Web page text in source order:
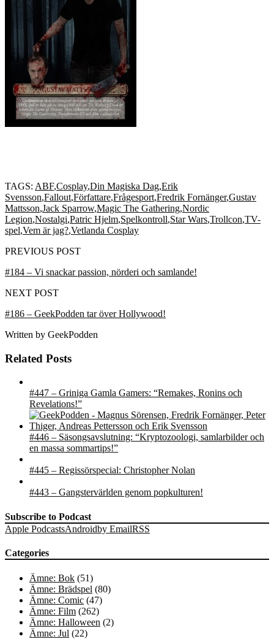
TAGS: ABF,Cosplay,Din Magiska Dag,Erik
Svensson,Fallout,Författare,Frågesport,Fredrik Fornänger,Gustav
Mattsson,Jack Sparrow,Magic The Gathering,Nordic
Legion,Nostalgi,Patric Hjelm,Spelkontroll,Star Wars,Trollcon,TV-
spel,Vem är jag?,Vetlanda Cosplay
PREVIOUS POST
#184 – Vi snackar passion, nörderi och samlande!
NEXT POST
#186 – GeekPodden tar över Hollywood!
Written by GeekPodden
Related Posts
#447 – Griniga Gamla Gamers: “Remakes, Ronins och
Revelations!”
#446 – Säsongsavslutning: “Kryptozoologi, samlarbilder och
en massa sommartips!”
#445 – Regissörspecial: Christopher Nolan
#443 – Gangstervärlden genom popkulturen!
Subscribe to Podcast
Apple PodcastsAndroidby EmailRSS
Categories
Ämne: Bok (51)
Ämne: Brädspel (80)
Ämne: Comic (47)
Ämne: Film (262)
Ämne: Halloween (2)
Ämne: Jul (22)